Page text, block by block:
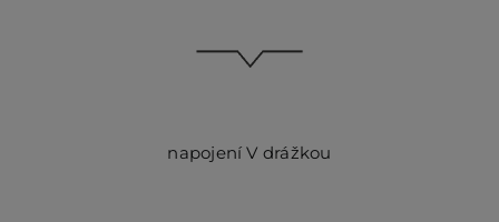
napojení V drážkou